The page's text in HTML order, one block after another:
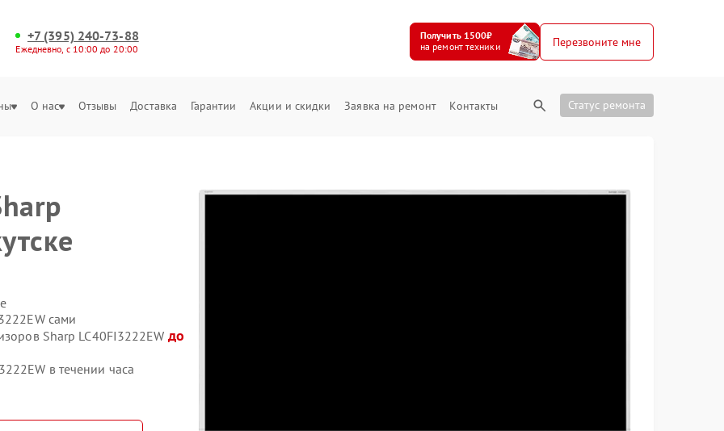
+7 (395) 240-73-88
Ежедневно, с 10:00 до 20:00
Получить 1500₽
на ремонт техники
Перезвоните мне
О нас Отзывы Доставка Гарантии Акции и скидки Заявка на ремонт Контакты Статус ремонта
сами
Sharp LC40FI3222EW до
в течении часа